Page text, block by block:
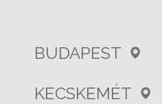
BUDAPEST
KECSKEMÉT